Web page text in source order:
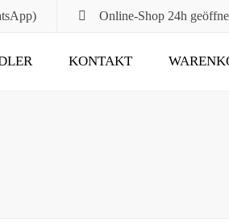
Online-Shop 24h
KONTAKT